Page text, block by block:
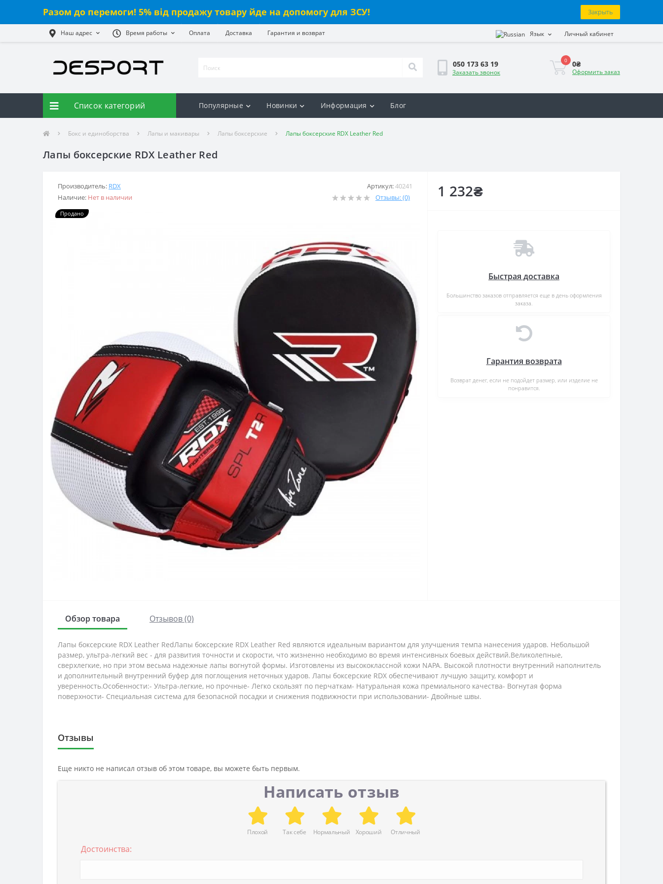
Разом до перемоги! 5% від продажу товару йде на допомогу для ЗСУ! Закрыть
Наш адрес Время работы Оплата Доставка Гарантия и возврат Язык Личный кабинет
050 173 63 19
Заказать звонок
0 0₴
Оформить заказ
Список категорий Популярные Новинки Информация Блог
Бокс и единоборства Лапы и макивары Лапы боксерские Лапы боксерские RDX Leather Red
Лапы боксерские RDX Leather Red
Производитель: RDX Артикул:40241
Наличие: Нет в наличии Отзывы: (0)
Продано
1 232₴
Быстрая доставка
Большинство заказов отправляется еще в день оформления
заказа.
Гарантия возврата
Возврат денег, если не подойдет размер, или изделие не
понравится.
Обзор товара Отзывов (0)
Лапы боксерские RDX Leather RedЛапы боксерские RDX Leather Red являются идеальным вариантом для улучшения темпа нанесения ударов. Небольшой
размер, ультра-легкий вес - для развития точности и скорости, что жизненно необходимо во время интенсивных боевых действий.Великолепные,
сверхлегкие, но при этом весьма надежные лапы вогнутой формы. Изготовлены из высококлассной кожи NAPA. Высокой плотности внутренний наполнитель
и дополнительный внутренний буфер для поглощения неточных ударов. Лапы боксерские RDX обеспечивают лучшую защиту, комфорт и
уверенность.Особенности:- Ультра-легкие, но прочные- Легко скользят по перчаткам- Натуральная кожа премиального качества- Вогнутая форма
поверхности- Специальная система для безопасной посадки и снижения подвижности при использовании- Двойные швы.
Отзывы
Еще никто не написал отзыв об этом товаре, вы можете быть первым.
Написать отзыв
Плохой Так себе Нормальный Хороший Отличный
Достоинства: